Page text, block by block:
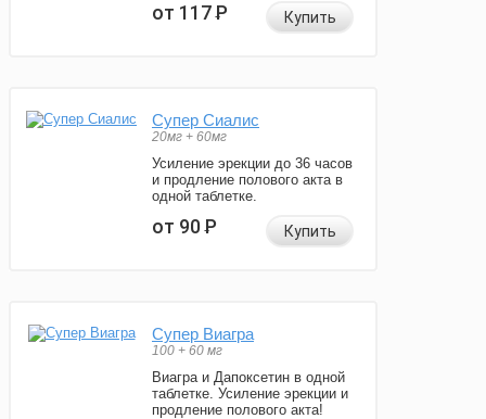
от 117Р Купить
Супер Сиалис
20мг + 60мг
Усиление эрекции до 36 часов
и продление полового акта в
одной таблетке.
от 90Р Купить
Супер Виагра
100 + 60 мг
Виагра и Дапоксетин в одной
таблетке. Усиление эрекции и
продление полового акта!